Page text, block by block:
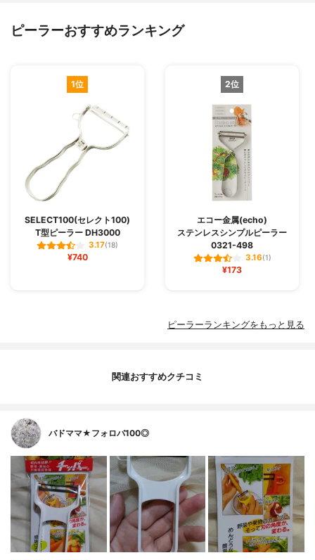
ピーラーおすすめランキング
1位
SELECT100(セレクト100)
T型ピーラー DH3000
3.17(18)
¥740
2位
エコー金属(echo)
ステンレスシンプルピーラー
0321-498
3.16(1)
¥173
ピーラーランキングをもっと見る
関連おすすめクチコミ
バドママ★フォロバ100◎